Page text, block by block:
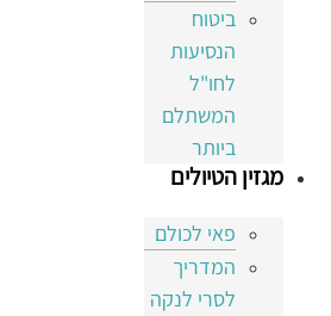
ביטוח
הנסיעות
לחו"ל
המשתלם
ביותר
מגזין הטיולים
פאי לכולם
המדריך
לסרי לנקה